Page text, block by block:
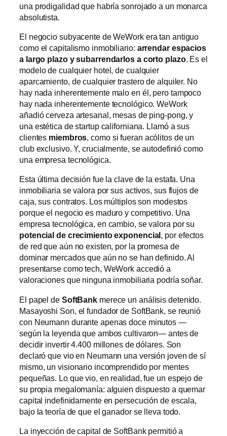
una prodigalidad que habría sonrojado a un monarca
absolutista.
El negocio subyacente de WeWork era tan antiguo
como el capitalismo inmobiliario: arrendar espacios
a largo plazo y subarrendarlos a corto plazo. Es el
modelo de cualquier hotel, de cualquier
aparcamiento, de cualquier trastero de alquiler. No
hay nada inherentemente malo en él, pero tampoco
hay nada inherentemente tecnológico. WeWork
añadió cerveza artesanal, mesas de ping-pong, y
una estética de startup californiana. Llamó a sus
clientes miembros, como si fueran acólitos de un
club exclusivo. Y, crucialmente, se autodefinió como
una empresa tecnológica.
Esta última decisión fue la clave de la estafa. Una
inmobiliaria se valora por sus activos, sus flujos de
caja, sus contratos. Los múltiplos son modestos
porque el negocio es maduro y competitivo. Una
empresa tecnológica, en cambio, se valora por su
potencial de crecimiento exponencial , por efectos
de red que aún no existen, por la promesa de
dominar mercados que aún no se han definido. Al
presentarse como tech, WeWork accedió a
valoraciones que ninguna inmobiliaria podría soñar.
El papel de SoftBank merece un análisis detenido.
Masayoshi Son, el fundador de SoftBank, se reunió
con Neumann durante apenas doce minutos —
según la leyenda que ambos cultivaron— antes de
decidir invertir 4.400 millones de dólares. Son
declaró que vio en Neumann una versión joven de sí
mismo, un visionario incomprendido por mentes
pequeñas. Lo que vio, en realidad, fue un espejo de
su propia megalomanía: alguien dispuesto a quemar
capital indefinidamente en persecución de escala,
bajo la teoría de que el ganador se lleva todo.
La inyección de capital de SoftBank permitió a